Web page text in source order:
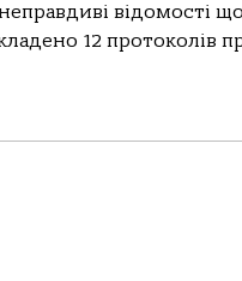
відомості
12 протоколів